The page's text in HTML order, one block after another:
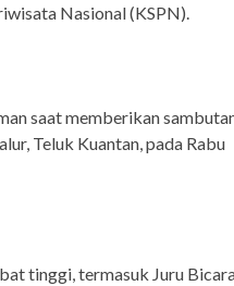
Nasional (KSPN).
saat memberikan
Teluk Kuantan, pada Rabu
tinggi, termasuk Juru